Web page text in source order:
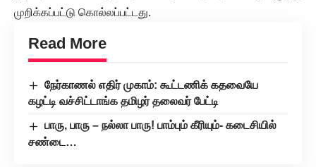
முறிக்கப்பட்டு கொல்லப்பட்டது.
Read More
நேர்காணல் எதிர் முகாம்: கூட்டணிக் கதவையே
கழட்டி வச்சிட்டாங்க தமிழர் தலைவர் பேட்டி
பாரு, பாரு – நல்லா பாரு! பாம்பும் கீரியும்- கடைசியில்
சண்டை…